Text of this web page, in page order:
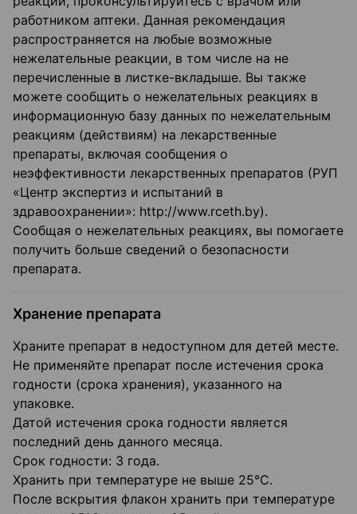
работником аптеки. Данная рекомендация
распространяется на любые возможные
нежелательные реакции, в том числе на не
перечисленные в листке-вкладыше. Вы также
можете сообщить о нежелательных реакциях в
информационную базу данных по нежелательным
реакциям (действиям) на лекарственные
препараты, включая сообщения о
неэффективности лекарственных препаратов (РУП
«Центр экспертиз и испытаний в
здравоохранении»: http://www.rceth.by).
Сообщая о нежелательных реакциях, вы помогаете
получить больше сведений о безопасности
препарата.
Хранение препарата
Храните препарат в недоступном для детей месте.
Не применяйте препарат после истечения срока
годности (срока хранения), указанного на
упаковке.
Датой истечения срока годности является
последний день данного месяца.
Срок годности: 3 года.
Хранить при температуре не выше 25°C.
После вскрытия флакон хранить при температуре